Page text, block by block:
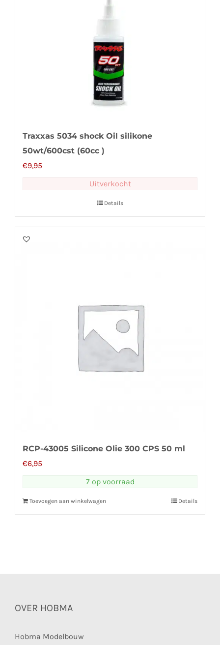
Traxxas 5034 shock Oil silikone
50wt/600cst (60cc )
€9,95
Uitverkocht
Details
RCP-43005 Silicone Olie 300 CPS 50 ml
€6,95
7 op voorraad
Toevoegen aan winkelwagen Details
OVER HOBMA
Hobma Modelbouw